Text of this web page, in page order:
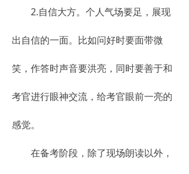
2.自信大方。个人气场要足，展现
出自信的一面。比如问好时要面带微
笑，作答时声音要洪亮，同时要善于和
考官进行眼神交流，给考官眼前一亮的
感觉。
在备考阶段，除了现场朗读以外，